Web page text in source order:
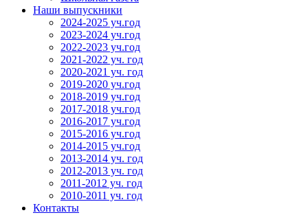
Наши выпускники
2024-2025 уч.год
2023-2024 уч.год
2022-2023 уч.год
2021-2022 уч. год
2020-2021 уч. год
2019-2020 уч.год
2018-2019 уч.год
2017-2018 уч.год
2016-2017 уч.год
2015-2016 уч.год
2014-2015 уч.год
2013-2014 уч. год
2012-2013 уч. год
2011-2012 уч. год
2010-2011 уч. год
Контакты